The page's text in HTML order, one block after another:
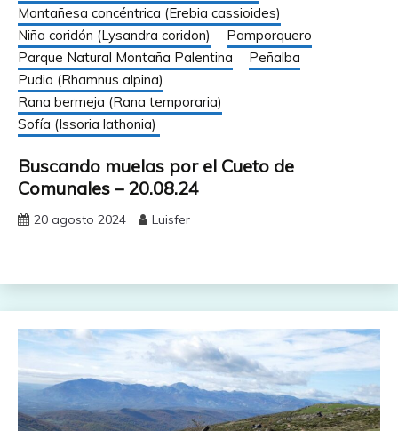
Montañesa concéntrica (Erebia cassioides)
Niña coridón (Lysandra coridon)
Pamporquero
Parque Natural Montaña Palentina
Peñalba
Pudio (Rhamnus alpina)
Rana bermeja (Rana temporaria)
Sofía (Issoria lathonia)
Buscando muelas por el Cueto de
Comunales – 20.08.24
20 agosto 2024 Luisfer